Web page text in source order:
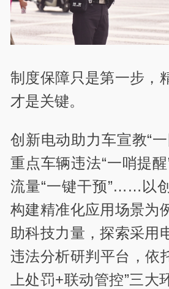
制度保障只是第一步，
才是关键。
创新电动助力车宣教“
重点车辆违法“一哨提
流量“一键干预”……以
构建精准化应用场景为
助科技力量，探索采用
违法分析研判平台，依
上处罚+联动管控”三大